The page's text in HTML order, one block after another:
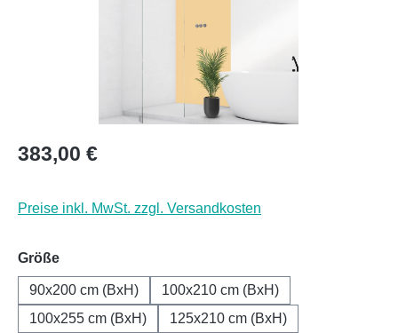
Regulärer Preis:
383,00 €
Preise inkl. MwSt. zzgl. Versandkosten
Größeauswählen
90x200 cm (BxH)
100x210 cm (BxH)
100x255 cm (BxH)
125x210 cm (BxH)